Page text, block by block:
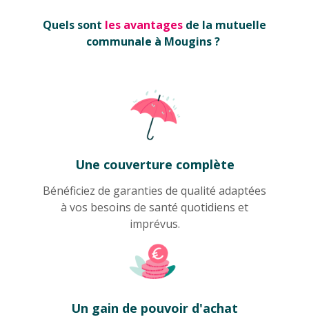
Quels sont les avantages de la mutuelle
communale à Mougins ?
Une couverture complète
Bénéficiez de garanties de qualité adaptées
à vos besoins de santé quotidiens et
imprévus.
Un gain de pouvoir d'achat